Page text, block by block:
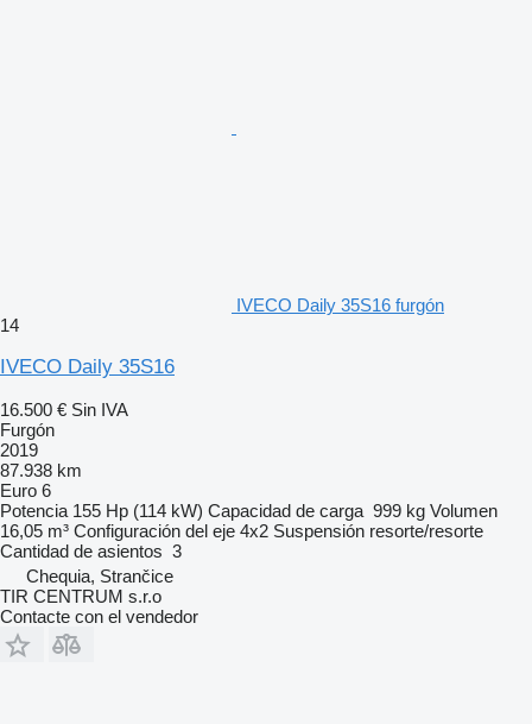
IVECO Daily 35S16 furgón
14
IVECO Daily 35S16
16.500 € Sin IVA
Furgón
2019
87.938 km
Euro 6
Potencia 155 Hp (114 kW) Capacidad de carga 999 kg Volumen
16,05 m³ Configuración del eje 4x2 Suspensión resorte/resorte
Cantidad de asientos 3
Chequia, Strančice
TIR CENTRUM s.r.o
Contacte con el vendedor